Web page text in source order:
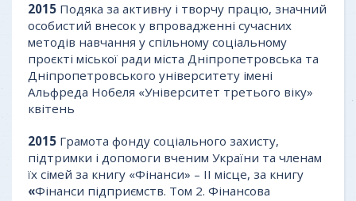
2015 Подяка за активну і творчу працю, значний
особистий внесок у впровадженні сучасних
методів навчання у спільному соціальному
проєкті міської ради міста Дніпропетровська та
Дніпропетровського університету імені
Альфреда Нобеля «Університет третього віку»
квітень
2015 Грамота фонду соціального захисту,
підтримки і допомоги вченим України та членам
їх сімей за книгу «Фінанси» – II місце, за книгу
«Фінанси підприємств. Том 2. Фінансова